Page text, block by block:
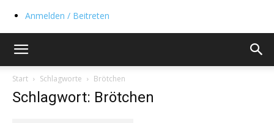
Anmelden / Beitreten
Start Schlagworte Brötchen
Schlagwort: Brötchen